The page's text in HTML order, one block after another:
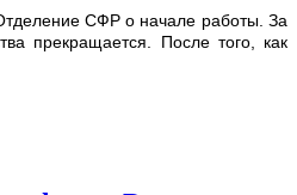
СФР о начале работы. За
прекращается. После того, как